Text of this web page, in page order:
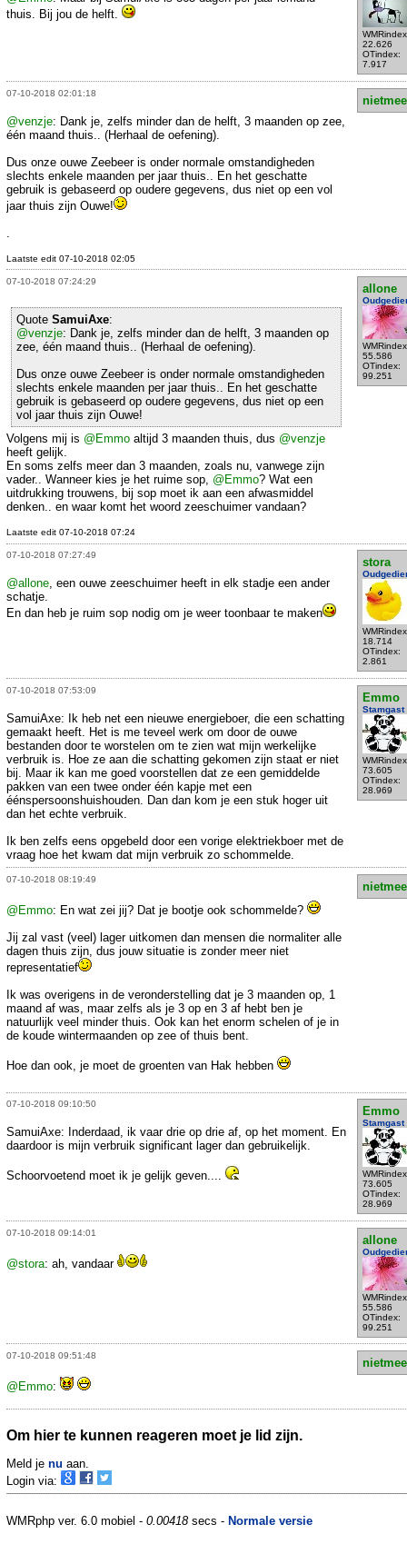
22.626
OTindex:
7.917
thuis. Bij jou de helft.
07-10-2018 02:01:18
@venzje: Dank je, zelfs minder dan de helft, 3 maanden op zee,
één maand thuis.. (Herhaal de oefening).
Dus onze ouwe Zeebeer is onder normale omstandigheden
slechts enkele maanden per jaar thuis.. En het geschatte
gebruik is gebaseerd op oudere gegevens, dus niet op een vol
jaar thuis zijn Ouwe!
Laatste edit 07-10-2018 02:05
07-10-2018 07:24:29
allone
55.586
OTindex:
99.251
Quote SamuiAxe:
@venzje: Dank je, zelfs minder dan de helft, 3 maanden op
zee, één maand thuis.. (Herhaal de oefening).
Dus onze ouwe Zeebeer is onder normale omstandigheden
slechts enkele maanden per jaar thuis.. En het geschatte
gebruik is gebaseerd op oudere gegevens, dus niet op een
vol jaar thuis zijn Ouwe!
Volgens mij is @Emmo altijd 3 maanden thuis, dus @venzje
heeft gelijk.
En soms zelfs meer dan 3 maanden, zoals nu, vanwege zijn
vader.. Wanneer kies je het ruime sop, @Emmo? Wat een
uitdrukking trouwens, bij sop moet ik aan een afwasmiddel
denken.. en waar komt het woord zeeschuimer vandaan?
Laatste edit 07-10-2018 07:24
07-10-2018 07:27:49
stora
18.714
OTindex:
2.861
@allone, een ouwe zeeschuimer heeft in elk stadje een ander
schatje.
En dan heb je ruim sop nodig om je weer toonbaar te maken
07-10-2018 07:53:09
Emmo
Stamgast
73.605
OTindex:
28.969
SamuiAxe: Ik heb net een nieuwe energieboer, die een schatting
gemaakt heeft. Het is me teveel werk om door de ouwe
bestanden door te worstelen om te zien wat mijn werkelijke
verbruik is. Hoe ze aan die schatting gekomen zijn staat er niet
bij. Maar ik kan me goed voorstellen dat ze een gemiddelde
pakken van een twee onder één kapje met een
éénspersoonshuishouden. Dan dan kom je een stuk hoger uit
dan het echte verbruik.
Ik ben zelfs eens opgebeld door een vorige elektriekboer met de
vraag hoe het kwam dat mijn verbruik zo schommelde.
07-10-2018 08:19:49
@Emmo: En wat zei jij? Dat je bootje ook schommelde?
Jij zal vast (veel) lager uitkomen dan mensen die normaliter alle
dagen thuis zijn, dus jouw situatie is zonder meer niet
representatief
Ik was overigens in de veronderstelling dat je 3 maanden op, 1
maand af was, maar zelfs als je 3 op en 3 af hebt ben je
natuurlijk veel minder thuis. Ook kan het enorm schelen of je in
de koude wintermaanden op zee of thuis bent.
Hoe dan ook, je moet de groenten van Hak hebben
07-10-2018 09:10:50
Emmo
Stamgast
73.605
OTindex:
28.969
SamuiAxe: Inderdaad, ik vaar drie op drie af, op het moment. En
daardoor is mijn verbruik significant lager dan gebruikelijk.
Schoorvoetend moet ik je gelijk geven....
07-10-2018 09:14:01
allone
55.586
OTindex:
99.251
@stora: ah, vandaar
07-10-2018 09:51:48
@Emmo:
Om hier te kunnen reageren moet je lid zijn.
Meld je nu aan.
Login via:
WMRphp ver. 6.0 mobiel - 0.00418secs - Normale versie